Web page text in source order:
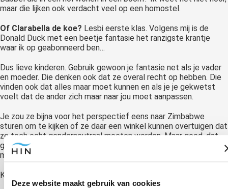
Deze website maakt gebruik van cookies
maar die lijken ook verdacht veel op een homostel.
Of Clarabella de koe? Lesbi eerste klas. Volgens mij is de
Donald Duck met een beetje fantasie het ranzigste krantje
waar ik op geabonneerd ben…
Dus lieve kinderen. Gebruik gewoon je fantasie net als je vader
en moeder. Die denken ook dat ze overal recht op hebben. Die
vinden ook dat alles maar moet kunnen en als je je gekwetst
voelt dat de ander zich maar naar jou moet aanpassen.
Je zou ze bijna voor het perspectief eens naar Zimbabwe
sturen om te kijken of ze daar een winkel kunnen overtuigen dat
ze toch echt genderneutraal moeten worden. Maar goed, dat
gun je ook niemand om daar een genderneutrale winkel te
moeten openen in die bloedhitte.
Ken je het gezegde